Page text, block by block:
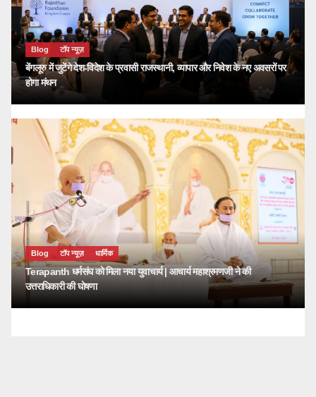
Blog टॉप न्यूज़
बेंगलूरु में जुटेंगे देश-विदेश के प्रवासी राजस्थानी, व्यापार और निवेश के नए अवसरों पर
होगा मंथन
Blog टॉप न्यूज़ धार्मिक
Terapanth धर्मसंघ को मिला नया युवाचार्य | आचार्य महाश्रमणजी ने की
उत्तराधिकारी की घोषणा